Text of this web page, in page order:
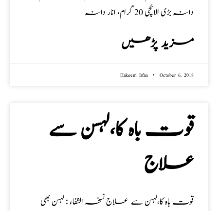
دانہ بڑی الائچی 20 گرام، انار دانہ
مزید پڑھیں
Hakeem Irfan October 6, 2018
قوت باہ کا،لہسن سے
علاج
قوت باہ کا،لہسن سے علاج نسخہ الشفاء : لہسن بھی